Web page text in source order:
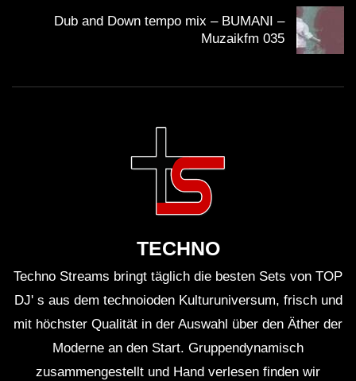
Dub and Down tempo mix – BUMANI –
Muzaikfm 035
TECHNO
Techno Streams bringt täglich die besten Sets von TOP
DJ' s aus dem technoioden Kulturuniversum, frisch und
mit höchster Qualität in der Auswahl über den Äther der
Moderne an den Start. Gruppendynamisch
zusammengestellt und Hand verlesen finden wir